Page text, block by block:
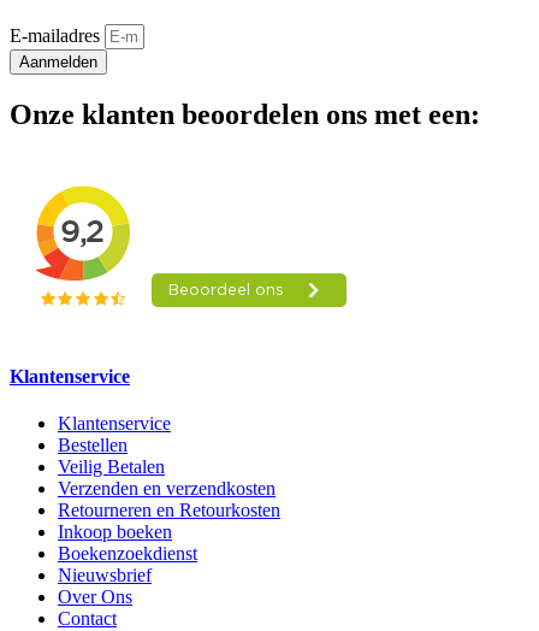
E-mailadres
Aanmelden
Onze klanten beoordelen ons met een:
Klantenservice
Klantenservice
Bestellen
Veilig Betalen
Verzenden en verzendkosten
Retourneren en Retourkosten
Inkoop boeken
Boekenzoekdienst
Nieuwsbrief
Over Ons
Contact